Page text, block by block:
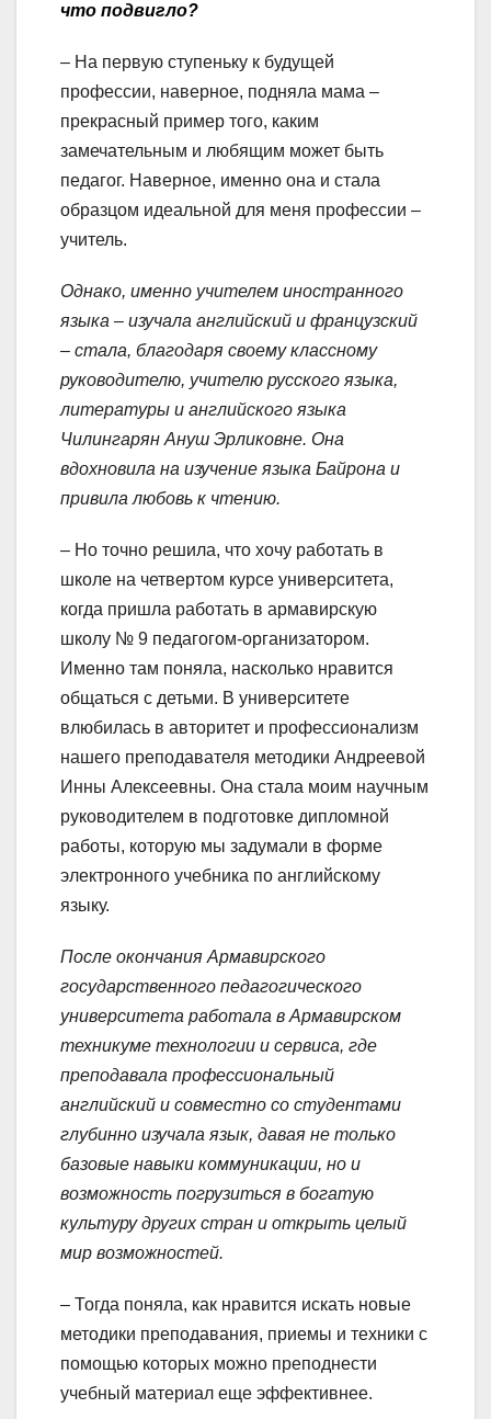
что подвигло?
– На первую ступеньку к будущей
профессии, наверное, подняла мама –
прекрасный пример того, каким
замечательным и любящим может быть
педагог. Наверное, именно она и стала
образцом идеальной для меня профессии –
учитель.
Однако, именно учителем иностранного
языка – изучала английский и французский
– стала, благодаря своему классному
руководителю, учителю русского языка,
литературы и английского языка
Чилингарян Ануш Эрликовне. Она
вдохновила на изучение языка Байрона и
привила любовь к чтению.
– Но точно решила, что хочу работать в
школе на четвертом курсе университета,
когда пришла работать в армавирскую
школу № 9 педагогом-организатором.
Именно там поняла, насколько нравится
общаться с детьми. В университете
влюбилась в авторитет и профессионализм
нашего преподавателя методики Андреевой
Инны Алексеевны. Она стала моим научным
руководителем в подготовке дипломной
работы, которую мы задумали в форме
электронного учебника по английскому
языку.
После окончания Армавирского
государственного педагогического
университета работала в Армавирском
техникуме технологии и сервиса, где
преподавала профессиональный
английский и совместно со студентами
глубинно изучала язык, давая не только
базовые навыки коммуникации, но и
возможность погрузиться в богатую
культуру других стран и открыть целый
мир возможностей.
– Тогда поняла, как нравится искать новые
методики преподавания, приемы и техники с
помощью которых можно преподнести
учебный материал еще эффективнее.